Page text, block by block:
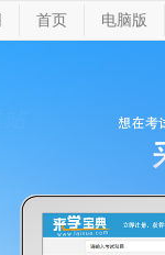
首页 电脑版